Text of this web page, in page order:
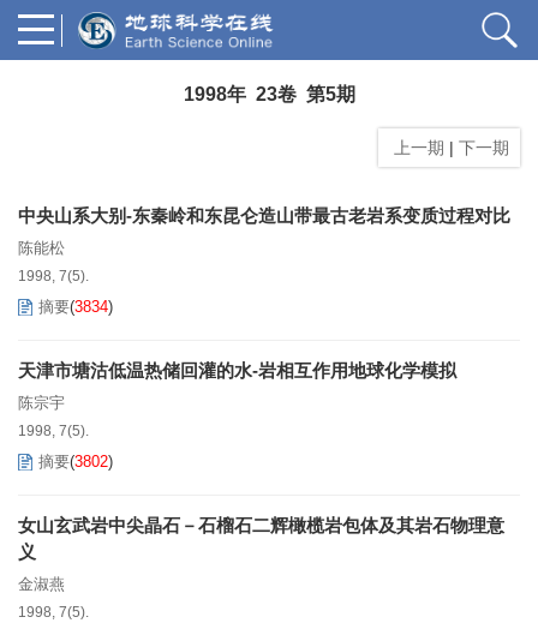
1998年 23卷 第5期
上一期 | 下一期
中央山系大别-东秦岭和东昆仑造山带最古老岩系变质过程对比
陈能松
1998, 7(5).
摘要(3834)
天津市塘沽低温热储回灌的水-岩相互作用地球化学模拟
陈宗宇
1998, 7(5).
摘要(3802)
女山玄武岩中尖晶石－石榴石二辉橄榄岩包体及其岩石物理意
义
金淑燕
1998, 7(5).